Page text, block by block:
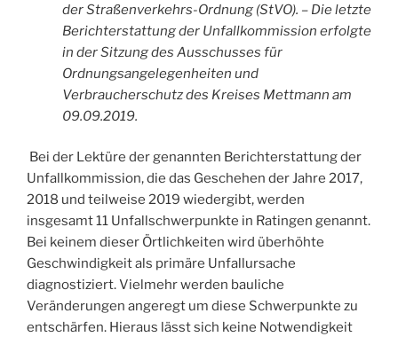
der Straßenverkehrs-Ordnung (StVO). – Die letzte
Berichterstattung der Unfallkommission erfolgte
in der Sitzung des Ausschusses für
Ordnungsangelegenheiten und
Verbraucherschutz des Kreises Mettmann am
09.09.2019.
Bei der Lektüre der genannten Berichterstattung der
Unfallkommission, die das Geschehen der Jahre 2017,
2018 und teilweise 2019 wiedergibt, werden
insgesamt 11 Unfallschwerpunkte in Ratingen genannt.
Bei keinem dieser Örtlichkeiten wird überhöhte
Geschwindigkeit als primäre Unfallursache
diagnostiziert. Vielmehr werden bauliche
Veränderungen angeregt um diese Schwerpunkte zu
entschärfen. Hieraus lässt sich keine Notwendigkeit